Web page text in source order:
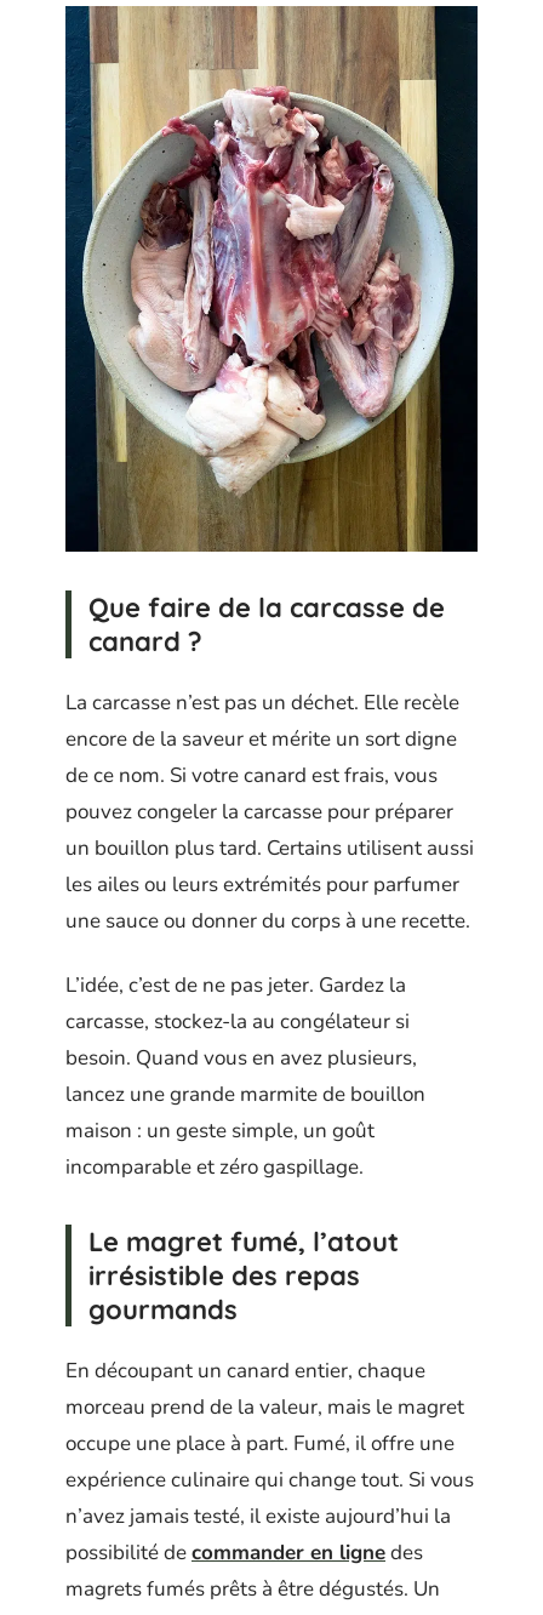
Que faire de la carcasse de
canard ?
La carcasse n’est pas un déchet. Elle recèle
encore de la saveur et mérite un sort digne
de ce nom. Si votre canard est frais, vous
pouvez congeler la carcasse pour préparer
un bouillon plus tard. Certains utilisent aussi
les ailes ou leurs extrémités pour parfumer
une sauce ou donner du corps à une recette.
L’idée, c’est de ne pas jeter. Gardez la
carcasse, stockez-la au congélateur si
besoin. Quand vous en avez plusieurs,
lancez une grande marmite de bouillon
maison : un geste simple, un goût
incomparable et zéro gaspillage.
Le magret fumé, l’atout
irrésistible des repas
gourmands
En découpant un canard entier, chaque
morceau prend de la valeur, mais le magret
occupe une place à part. Fumé, il offre une
expérience culinaire qui change tout. Si vous
n’avez jamais testé, il existe aujourd’hui la
possibilité decommander en lignedes
magrets fumés prêts à être dégustés. Un